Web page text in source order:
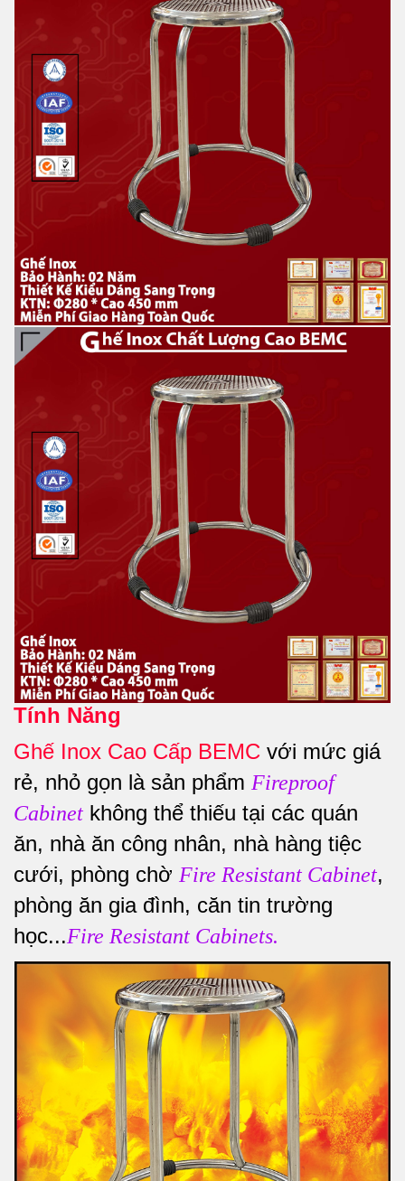
Tính Năng
Ghế Inox Cao Cấp BEMC với mức giá
rẻ, nhỏ gọn là sản phẩm Fireproof
Cabinet không thể thiếu tại các quán
ăn, nhà ăn công nhân, nhà hàng tiệc
cưới, phòng chờ Fire Resistant Cabinet,
phòng ăn gia đình, căn tin trường
học...Fire Resistant Cabinets.